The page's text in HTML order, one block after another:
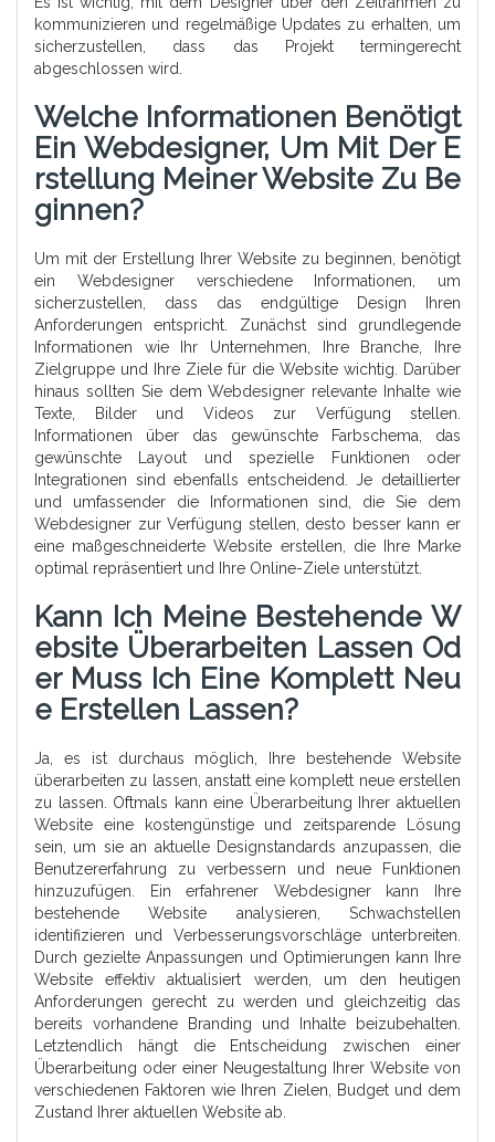
kommunizieren und regelmäßige Updates zu erhalten, um
sicherzustellen, dass das Projekt termingerecht
abgeschlossen wird.
Welche Informationen Benötigt
Ein Webdesigner, Um Mit Der E
Rstellung Meiner Website Zu Be
Ginnen?
Um mit der Erstellung Ihrer Website zu beginnen, benötigt
ein Webdesigner verschiedene Informationen, um
sicherzustellen, dass das endgültige Design Ihren
Anforderungen entspricht. Zunächst sind grundlegende
Informationen wie Ihr Unternehmen, Ihre Branche, Ihre
Zielgruppe und Ihre Ziele für die Website wichtig. Darüber
hinaus sollten Sie dem Webdesigner relevante Inhalte wie
Texte, Bilder und Videos zur Verfügung stellen.
Informationen über das gewünschte Farbschema, das
gewünschte Layout und spezielle Funktionen oder
Integrationen sind ebenfalls entscheidend. Je detaillierter
und umfassender die Informationen sind, die Sie dem
Webdesigner zur Verfügung stellen, desto besser kann er
eine maßgeschneiderte Website erstellen, die Ihre Marke
optimal repräsentiert und Ihre Online-Ziele unterstützt.
Kann Ich Meine Bestehende W
Ebsite Überarbeiten Lassen Od
Er Muss Ich Eine Komplett Neu
E Erstellen Lassen?
Ja, es ist durchaus möglich, Ihre bestehende Website
überarbeiten zu lassen, anstatt eine komplett neue erstellen
zu lassen. Oftmals kann eine Überarbeitung Ihrer aktuellen
Website eine kostengünstige und zeitsparende Lösung
sein, um sie an aktuelle Designstandards anzupassen, die
Benutzererfahrung zu verbessern und neue Funktionen
hinzuzufügen. Ein erfahrener Webdesigner kann Ihre
bestehende Website analysieren, Schwachstellen
identifizieren und Verbesserungsvorschläge unterbreiten.
Durch gezielte Anpassungen und Optimierungen kann Ihre
Website effektiv aktualisiert werden, um den heutigen
Anforderungen gerecht zu werden und gleichzeitig das
bereits vorhandene Branding und Inhalte beizubehalten.
Letztendlich hängt die Entscheidung zwischen einer
Überarbeitung oder einer Neugestaltung Ihrer Website von
verschiedenen Faktoren wie Ihren Zielen, Budget und dem
Zustand Ihrer aktuellen Website ab.